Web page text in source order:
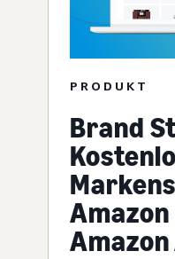
PRODUKT
Brand
Amazon